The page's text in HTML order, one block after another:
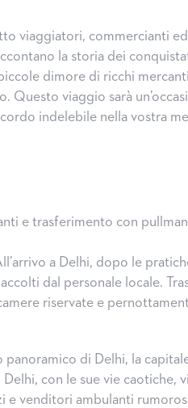
viaggiatori, commercianti
la storia dei
dimore di ricchi
Questo viaggio sarà
indelebile nella vostra
e trasferimento con
a Delhi, dopo le
dal personale locale.
riservate e
di Delhi, la
con le sue vie caotiche,
e venditori ambulanti